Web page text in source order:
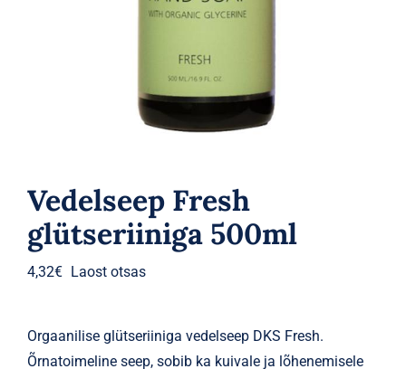
Vedelseep Fresh
glütseriiniga 500ml
4,32€ Laost otsas
Orgaanilise glütseriiniga vedelseep DKS Fresh.
Õrnatoimeline seep, sobib ka kuivale ja lõhenemisele